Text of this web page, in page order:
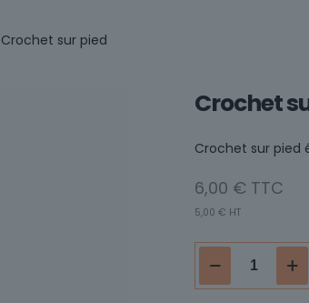
Crochet sur pied
Crochet
Crochet sur pied
6,00 €
5,00 € HT
quantité